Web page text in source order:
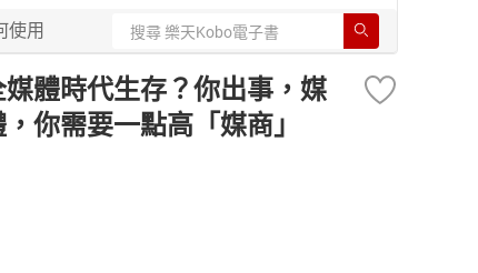
使用
體時代生存？你出事，媒
你需要一點高「媒商」